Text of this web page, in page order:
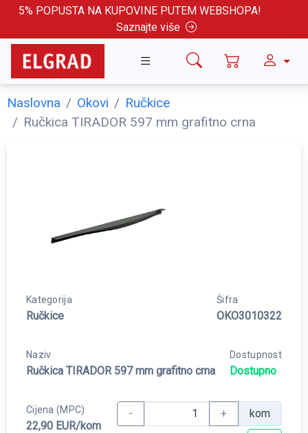
5% POPUSTA NA KUPOVINE PUTEM WEBSHOPA!
Saznajte više
Naslovna Okovi
Ručkice
Ručkica TIRADOR 597 mm grafitno crna
Kategorija
Ručkice
Šifra
OKO3010322
Naziv
Ručkica TIRADOR 597 mm grafitno crna
Dostupnost
Dostupno
Cijena (MPC)
22,90 EUR/kom
- + kom